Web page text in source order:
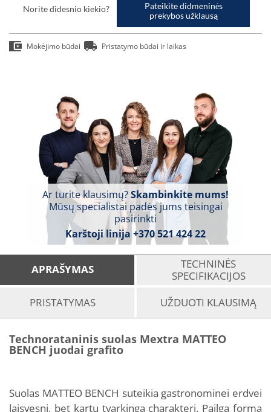
Norite didesnio kiekio?
Pateikite didmeninės
prekybos užklausą
Mokėjimo būdai Pristatymo būdai ir laikas
Ar turite klausimų?Skambinkite mums!
Mūsų specialistai padės jums teisingai
pasirinkti
Karštoji linija +370 521 424 22
APRAŠYMAS
TECHNINĖS
SPECIFIKACIJOS
PRISTATYMAS
UŽDUOTI KLAUSIMĄ
Technorataninis suolas Mextra MATTEO
BENCH juodai grafito
Suolas MATTEO BENCH suteikia gastronominei erdvei
laisvesnį, bet kartu tvarkingą charakterį. Pailga forma